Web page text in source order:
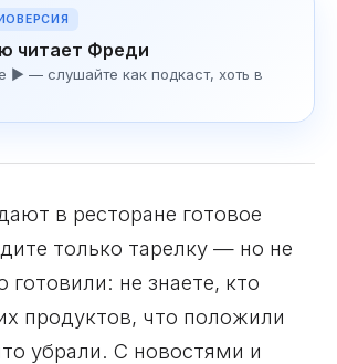
читает Фреди
▶ — слушайте как подкаст, хоть в
в ресторане готовое
только тарелку — но не
готовили: не знаете, кто
продуктов, что положили
убрали. С новостями и